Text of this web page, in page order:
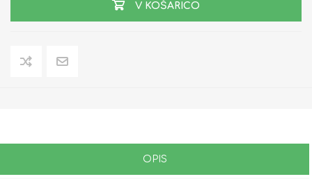
V KOŠARICO
OPIS